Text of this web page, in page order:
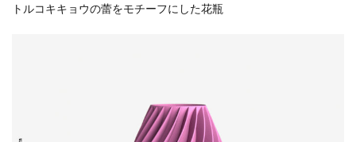
トルコキキョウの蕾をモチーフにした花瓶